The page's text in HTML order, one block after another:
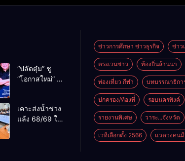
“ปลัดตุ๋ม” ชู
“โอกาสใหม่” นำ
ไม่ใช่เล่น
การเมือง
เคาะส่งน้ำช่วง
แล้ง 68/69 ใช้
ข่าวการศึกษา ข่าวธุรกิจ ข่าว
ตระเวนข่าว ท้องถิ่นล้านนา
ท่องเที่ยว กีฬา บทบรรณาธิกา
ปกครอง/ท้องที่ รอบนครพิงค์
รายงานพิเศษ วาระ...จังหวัด
เวทีเลือกตั้ง 2566 แวดวงคน